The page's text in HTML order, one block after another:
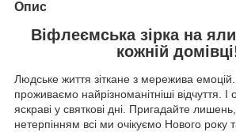
Опис
Віфлеємська зірка на
кожній
Людське життя зіткане з мережива
проживаємо найрізноманітніші відчуття. І
яскраві у святкові дні. Пригадайте
нетерпінням всі ми очікуємо Нового року